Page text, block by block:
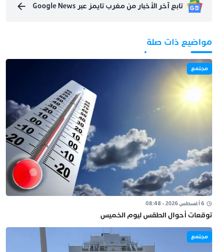
تابع آخر الأخبار من مغرب تايمز عبر Google News
مواضيع ذات صلة
مجتمع
6 أغسطس 2026 - 08:48
توقعات أحوال الطقس ليوم الخميس
مجتمع